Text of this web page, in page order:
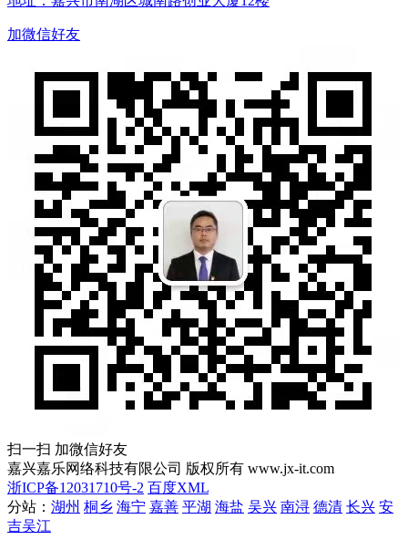
加微信好友
扫一扫 加微信好友
嘉兴嘉乐网络科技有限公司 版权所有 www.jx-it.com
浙ICP备12031710号-2 百度XML
分站： 湖州 桐乡 海宁 嘉善 平湖 海盐 吴兴 南浔 德清 长兴 安
吉吴江